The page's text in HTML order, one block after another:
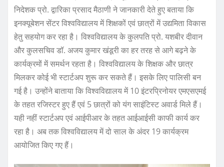
निदेशक प्रो. द्वारिका प्रसाद मैठाणी ने जानकारी देते हुए बताया कि
इनक्यूबेशन सेंटर विश्वविद्यालय में शिक्षकों एवं छात्रों में उद्यमिता विकास
हेतु सहयोग कर रहा है। विश्वविद्यालय के कुलपति प्रो. यशबीर दीवान
और कुलसचिव डॉ. अजय कुमार खंडूरी का हर तरह से आगे बढ़ने के
कार्यक्रमों में समर्थन रहता है। विश्वविद्यालय के शिक्षक और छात्र
मिलकर कोई भी स्टार्टअप शुरू कर सकते हैं। इसके लिए पालिसी बन
गई है। उन्होंने बाताया कि विश्वविद्यालय में 10 इंटरप्रिनोयर एमएसएमई
के तहत रजिस्टर हुए हैं एवं 5 छात्रों को यंग साइंटिस्ट अवार्ड मिले हैं।
यही नहीं स्टार्टअप एवं आईपीआर के तहत आईआईसी काफी कार्य कर
रहा है। अब तक विश्वविद्यालय में दो साल के अंदर 19 कार्यक्रम
आयोजित किए गए हैं।